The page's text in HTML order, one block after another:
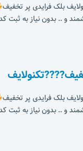
بلک فرایدی پر تخفیف
و .. بدون نیاز به ثبت
بلک فرایدی پر تخفیف
و .. بدون نیاز به ثبت